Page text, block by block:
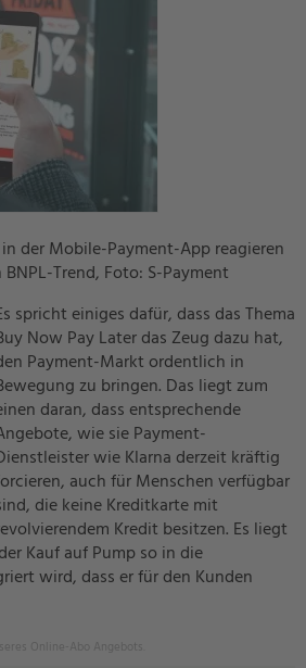
der Mobile-Payment-App reagieren
Trend, Foto: S-Payment
spricht einiges dafür, dass das Thema
Now Pay Later das Zeug dazu hat,
Payment-Markt ordentlich in
zu bringen. Das liegt zum
daran, dass entsprechende
wie sie Payment-
wie Klarna derzeit kräftig
auch für Menschen verfügbar
die keine Kreditkarte mit
Kredit besitzen. Es liegt
Kauf auf Pump so in die
wird, dass er für den Kunden
Online-Abo Angebots.